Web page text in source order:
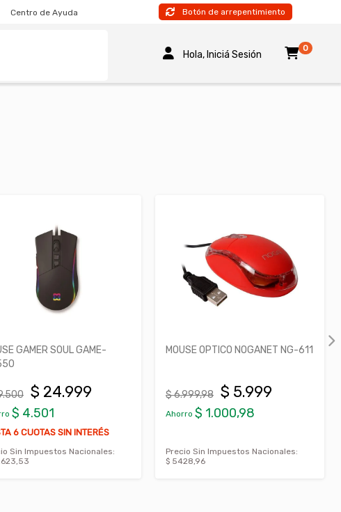
Centro de Ayuda Botón de arrepentimiento
Hola, Iniciá Sesión
0
MOUSE OPTICO NOGANET NG-611
$ 6.999,98
Ahorro
Precio Sin Impuestos Nacionales:
MOUSE INALAMBRICO
$ 16.199
Ahorro
Precio Sin Impuestos